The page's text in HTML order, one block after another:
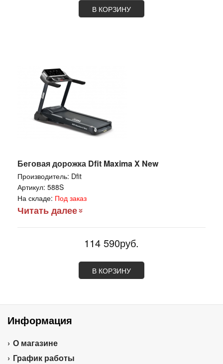
В КОРЗИНУ
Беговая дорожка Dfit Maxima X New
Производитель: Dfit
Артикул: 588S
На складе: Под заказ
Читать далее
114 590руб.
В КОРЗИНУ
Информация
О магазине
График работы